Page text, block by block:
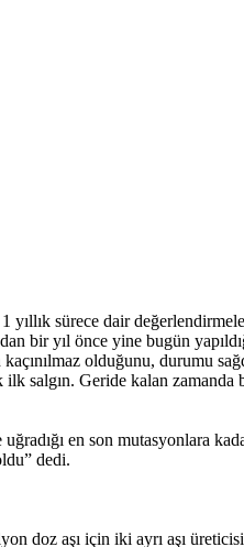
yıllık sürece dair
bir yıl önce yine bugün
olduğunu, durumu
salgın. Geride kalan zamanda
en son mutasyonlara
dedi.
doz aşı için iki ayrı aşı